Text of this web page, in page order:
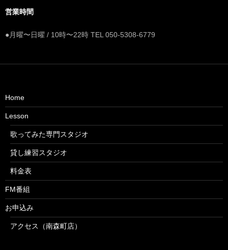
営業時間
●月曜〜日曜 / 10時〜22時 TEL 050-5308-6779
Home
Lesson
歌ってみた専門スタジオ
貸し練習スタジオ
料金表
FM番組
お申込み
アクセス（南森町店）